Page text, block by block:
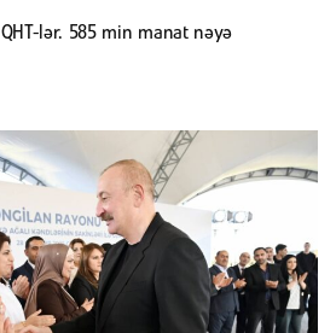
lər. 585 min manat nəyə